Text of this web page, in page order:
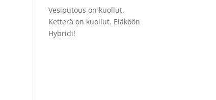
Vesiputous on kuollut.
Ketterä on kuollut. Eläköön
Hybridi!